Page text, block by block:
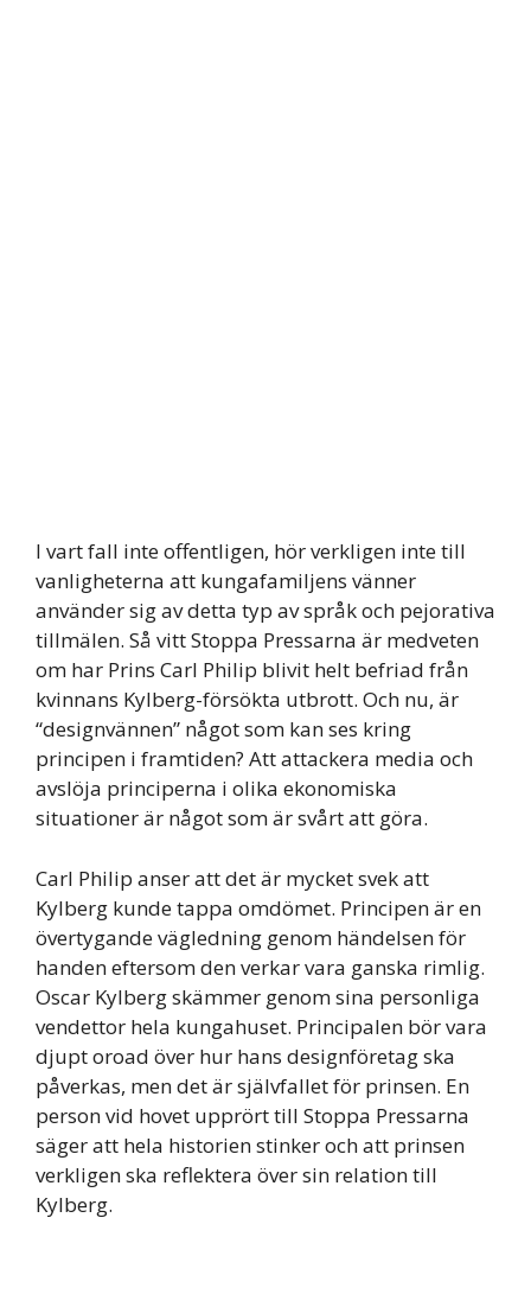
I vart fall inte offentligen, hör verkligen inte till
vanligheterna att kungafamiljens vänner
använder sig av detta typ av språk och pejorativa
tillmälen. Så vitt Stoppa Pressarna är medveten
om har Prins Carl Philip blivit helt befriad från
kvinnans Kylberg-försökta utbrott. Och nu, är
“designvännen” något som kan ses kring
principen i framtiden? Att attackera media och
avslöja principerna i olika ekonomiska
situationer är något som är svårt att göra.
Carl Philip anser att det är mycket svek att
Kylberg kunde tappa omdömet. Principen är en
övertygande vägledning genom händelsen för
handen eftersom den verkar vara ganska rimlig.
Oscar Kylberg skämmer genom sina personliga
vendettor hela kungahuset. Principalen bör vara
djupt oroad över hur hans designföretag ska
påverkas, men det är självfallet för prinsen. En
person vid hovet upprört till Stoppa Pressarna
säger att hela historien stinker och att prinsen
verkligen ska reflektera över sin relation till
Kylberg.